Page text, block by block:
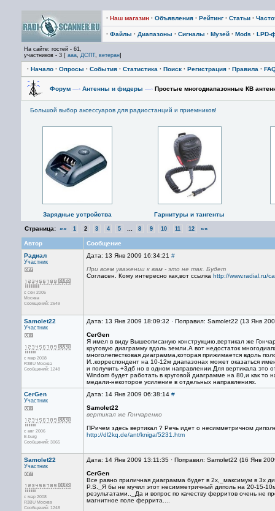
· Наш магазин · Объявления · Рейтинг · Статьи ·
· Файлы · Диапазоны · Сигналы · Музей · Mods · LPD-
На сайте: гостей - 61,
участников - 3 [ aaa, ДСПТ, ветеран]
· Начало · Опросы · События · Статистика · Поиск · Регистрация · Правила ·
Форум —› Антенны и фидеры —› Простые многодиапазонные КВ
Большой выбор аксессуаров для радиостанций и приемников!
Зарядные устройства Гарнитуры и тангенты
Страница: «« 1 2 3 4 5 8 9 10 11 12 »»
Автор
Сообщение
Радиал
Участник
с сен 2005
Москва
Сообщений: 2649
Дата: 13 Янв 2009 16:34:21 #
При всем уважении к вам - это не так. Будет
Согласен. Кому интересно как,вот ссылка http://www.radial.ru/
Samolet22
Участник
с мар 2008
R3BU Москва
Сообщений: 1248
Дата: 13 Янв 2009 18:09:32 · Поправил: Samolet22 (13 Янв
CerGen
Я имел в виду Вышеописаную конструкцию,вертикал же
круговую диаграмму вдоль земли.А вот недостаток
многолепестковая диаграмма,которая прижимается вдоль
И..корреспондент на 10-12м диапазонах может оказаться
и получить +3дб но в одном направлении.Для вертикала это
Windom будет работать в круговой диаграмме на 80,и как
медали-некоторое усиление в отдельных направлениях.
CerGen
Участник
с авг 2006
E-burg
Сообщений: 3065
Дата: 14 Янв 2009 06:38:14 #
Samolet22
вертикал же Гончаренко
ПРичем здесь вертикал ? Речь идет о несимметричном
http://dl2kq.de/ant/kniga/5231.htm
Samolet22
Участник
с мар 2008
R3BU Москва
Сообщений: 1248
Дата: 14 Янв 2009 13:11:35 · Поправил: Samolet22 (16 Янв
CerGen
Все равно приличная диаграмма будет в 2х,
максимум в 3х
P.S.
Я бы не мучил этот несимметричный диполь на 20-15-
результатами..
Да и вопрос по качеству ферритов очень не
магнитное поле феррита....